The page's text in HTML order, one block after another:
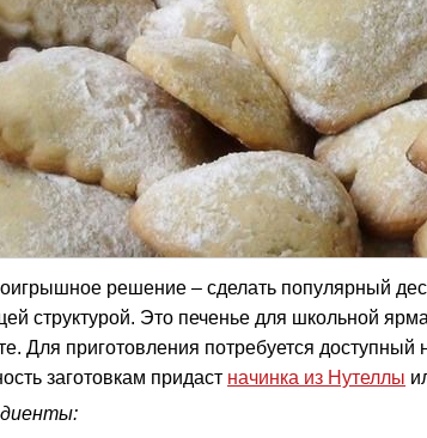
решение – сделать популярный
структурой. Это печенье для школьной
Для приготовления потребуется
заготовкам придаст начинка из Нутеллы